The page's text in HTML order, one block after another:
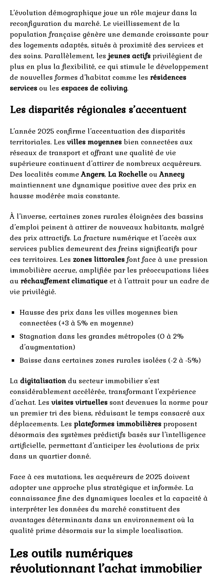
L’évolution démographique joue un rôle majeur dans la
reconfiguration du marché. Le vieillissement de la
population française génère une demande croissante pour
des logements adaptés, situés à proximité des services et
des soins. Parallèlement, les jeunes actifs privilégient de
plus en plus la flexibilité, ce qui stimule le développement
de nouvelles formes d’habitat comme les résidences
services ou les espaces de coliving.
Les disparités régionales s’accentuent
L’année 2025 confirme l’accentuation des disparités
territoriales. Les villes moyennes bien connectées aux
réseaux de transport et offrant une qualité de vie
supérieure continuent d’attirer de nombreux acquéreurs.
Des localités commeAngers, La Rochelle ouAnnecy
maintiennent une dynamique positive avec des prix en
hausse modérée mais constante.
À l’inverse, certaines zones rurales éloignées des bassins
d’emploi peinent à attirer de nouveaux habitants, malgré
des prix attractifs. La fracture numérique et l’accès aux
services publics demeurent des freins significatifs pour
ces territoires. Les zones littorales font face à une pression
immobilière accrue, amplifiée par les préoccupations liées
au réchauffement climatique et à l’attrait pour un cadre de
vie privilégié.
Hausse des prix dans les villes moyennes bien
connectées (+3 à 5% en moyenne)
Stagnation dans les grandes métropoles (0 à 2%
d’augmentation)
Baisse dans certaines zones rurales isolées (-2 à -5%)
La digitalisation du secteur immobilier s’est
considérablement accélérée, transformant l’expérience
d’achat. Les visites virtuelles sont devenues la norme pour
un premier tri des biens, réduisant le temps consacré aux
déplacements. Les plateformes immobilières proposent
désormais des systèmes prédictifs basés sur l’intelligence
artificielle, permettant d’anticiper les évolutions de prix
dans un quartier donné.
Face à ces mutations, les acquéreurs de 2025 doivent
adopter une approche plus stratégique et informée. La
connaissance fine des dynamiques locales et la capacité à
interpréter les données du marché constituent des
avantages déterminants dans un environnement où la
qualité prime désormais sur la simple localisation.
Les outils numériques
révolutionnant l’achat immobilier